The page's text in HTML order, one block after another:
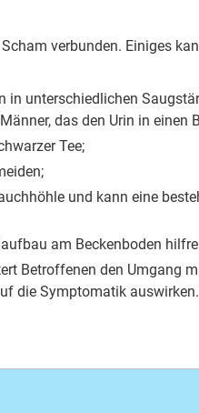
verbunden. Einiges
in unterschiedlichen
das den Urin in einen
Tee;
und kann eine
am Beckenboden
Betroffenen den Umgang
die Symptomatik